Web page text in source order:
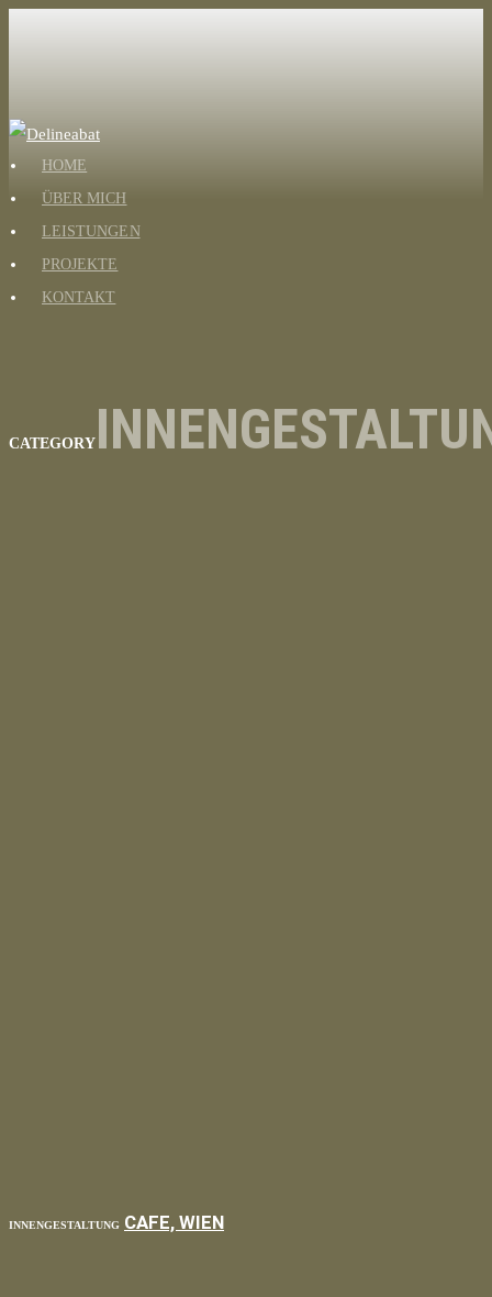
HOME
ÜBER MICH
LEISTUNGEN
PROJEKTE
KONTAKT
CATEGORY
INNENGESTALTUNG CAFE, WIEN